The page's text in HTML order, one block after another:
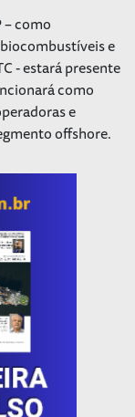
como
e
- estará presente
como
e
offshore.